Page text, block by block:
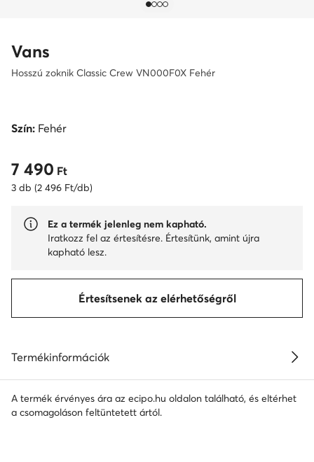
Vans
Hosszú zoknik Classic Crew VN000F0X Fehér
Szín: Fehér
7 490 Ft
7 490 Ft
3 db (2 496 Ft/db)
Ez a termék jelenleg nem kapható.
Iratkozz fel az értesítésre. Értesítünk, amint újra
kapható lesz.
Értesítsenek az elérhetőségről
Termékinformációk
A termék érvényes ára az ecipo.hu oldalon található, és eltérhet
a csomagoláson feltüntetett ártól.